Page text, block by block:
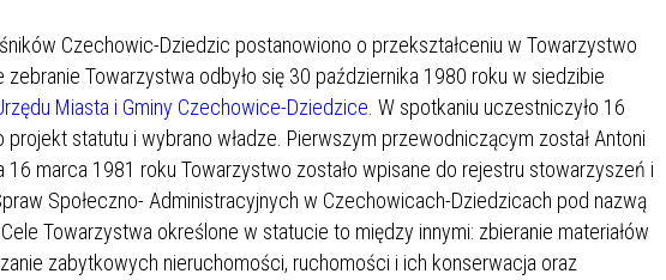
Czechowic-Dziedzic postanowiono o przekształceniu w Towarzystwo
Towarzystwa odbyło się 30 października 1980 roku w siedzibie
Miasta i Gminy Czechowice-Dziedzice . W spotkaniu uczestniczyło 16
statutu i wybrano władze. Pierwszym przewodniczącym został Antoni
16 marca 1981 roku Towarzystwo zostało wpisane do rejestru stowarzyszeń i
Społeczno- Administracyjnych w Czechowicach-Dziedzicach pod nazwą
Towarzystwa określone w statucie to między innymi: zbieranie materiałów
zabytkowych nieruchomości, ruchomości i ich konserwacja oraz